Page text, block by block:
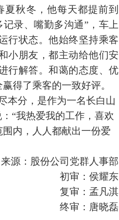
秋冬，他每天都提前到
录、嘴勤多沟通”，车上
行状态。他始终坚持乘客
小朋友，都主动给他们安
行解答。和蔼的态度、优
得了乘客的一致好评。
本分，是作为一名长白山
“我热爱我的工作，喜欢
内，人人都献出一份爱
来源：股份公司党群人事部
初审：侯耀东
复审：孟凡淇
终审：唐晓磊